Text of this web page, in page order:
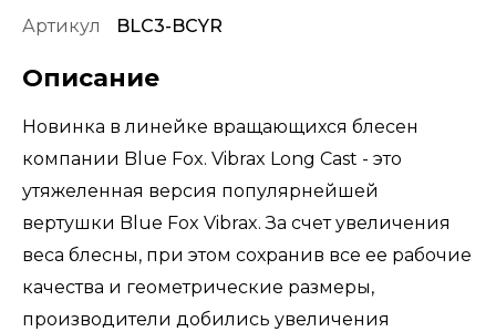
Артикул
BLC3-BCYR
Описание
Новинка в линейке вращающихся блесен
компании Blue Fox. Vibrax Long Cast - это
утяжеленная версия популярнейшей
вертушки Blue Fox Vibrax. За счет увеличения
веса блесны, при этом сохранив все ее рабочие
качества и геометрические размеры,
производители добились увеличения